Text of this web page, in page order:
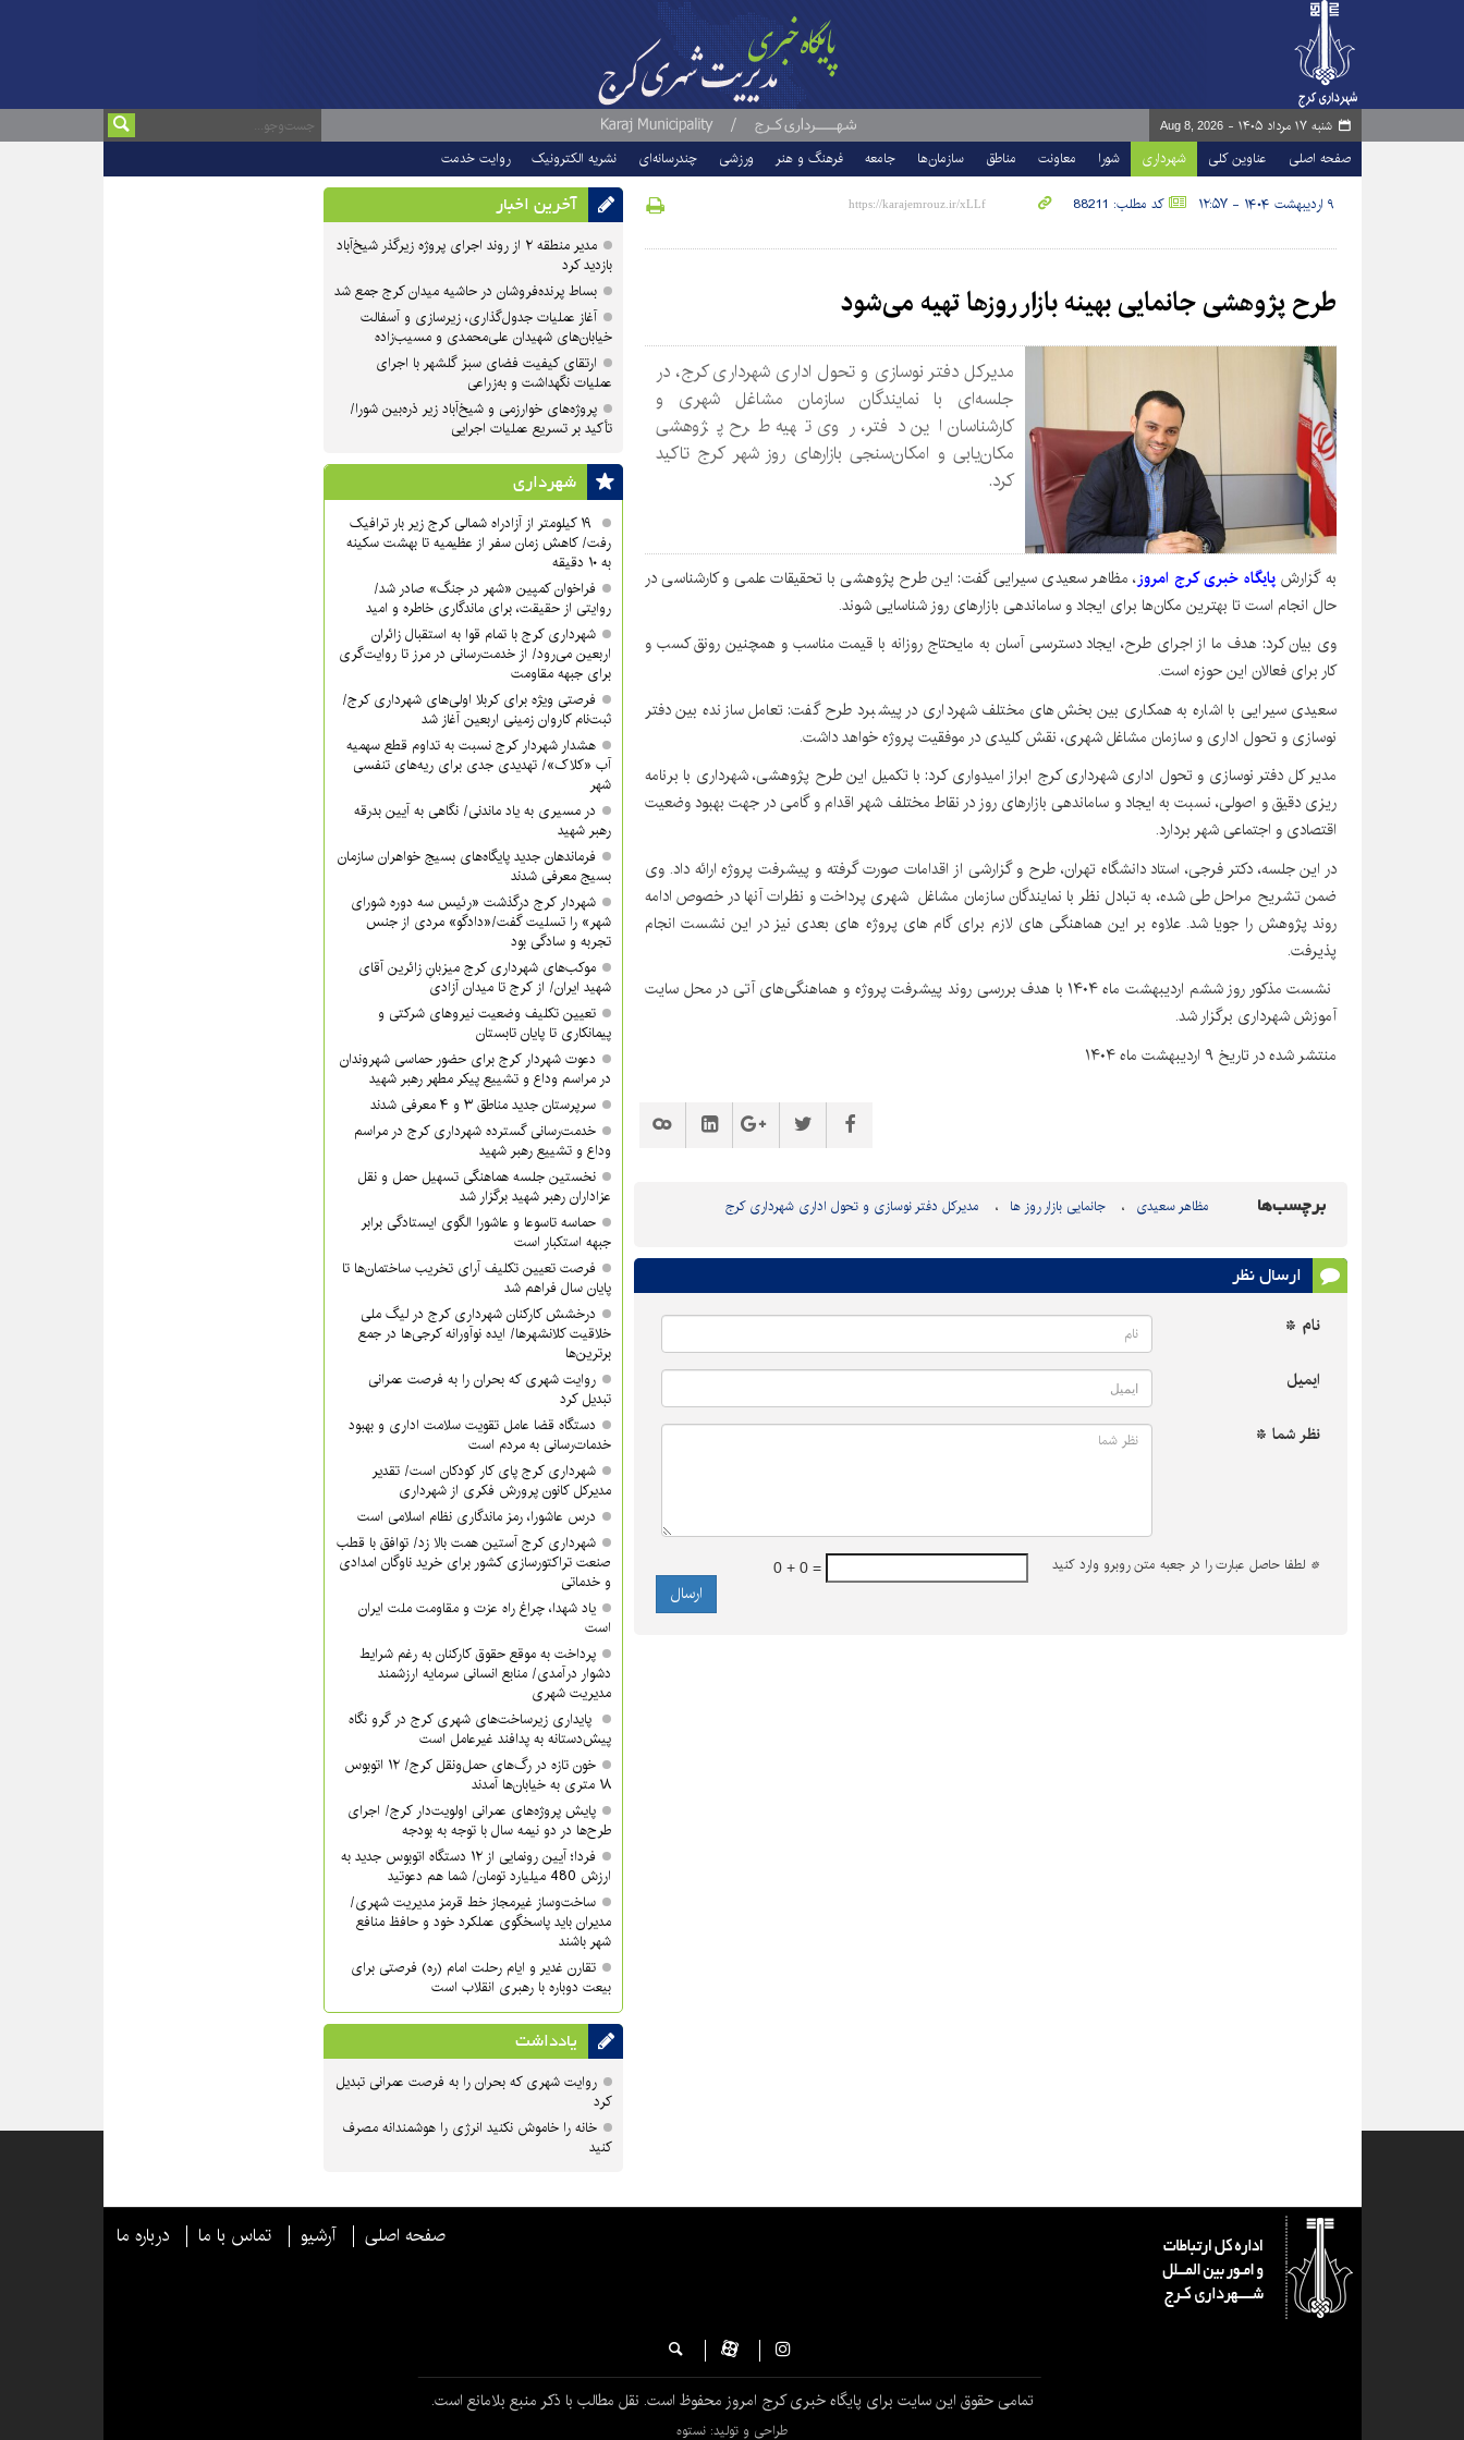
شنبه ۱۷ مرداد ۱۴۰۵ - Aug 8, 2026
صفحه اصلی عناوین کلی شهرداری شورا معاونت مناطق سازمان‌ها جامعه فرهنگ و هنر ورزشی چندرسانه‌ای نشریه الکترونیک روایت خدمت
۹ اردیبهشت ۱۴۰۴ - ۱۲:۵۷ کد مطلب: 88211
طرح پژوهشی جانمایی بهینه بازار روزها تهیه می‌شود
مدیرکل دفتر نوسازی و تحول اداری شهرداری کرج، در
جلسه‌ای با نمایندگان سازمان مشاغل شهری و
کارشناسان این دفتر، روی تهیه طرح پژوهشی
مکان‌یابی و امکان‌سنجی بازارهای روز شهر کرج تاکید
کرد.
به گزارش پایگاه خبری کرج امروز، مظاهر سعیدی سیرایی گفت: این طرح پژوهشی با تحقیقات علمی و کارشناسی در
حال انجام است تا بهترین مکان‌ها برای ایجاد و ساماندهی بازارهای روز شناسایی شوند.
وی بیان کرد: هدف ما از اجرای طرح، ایجاد دسترسی آسان به مایحتاج روزانه با قیمت مناسب و همچنین رونق کسب و
کار برای فعالان این حوزه است.
سعیدی سیرایی با اشاره به همکاری بین بخش‌های مختلف شهرداری در پیشبرد طرح گفت: تعامل سازنده بین دفتر
نوسازی و تحول اداری و سازمان مشاغل شهری، نقش کلیدی در موفقیت پروژه خواهد داشت.
مدیر کل دفتر نوسازی و تحول اداری شهرداری کرج ابراز امیدواری کرد: با تکمیل این طرح پژوهشی، شهرداری با برنامه
ریزی دقیق و اصولی، نسبت به ایجاد و ساماندهی بازارهای روز در نقاط مختلف شهر اقدام و گامی در جهت بهبود وضعیت
اقتصادی و اجتماعی شهر بردارد.
در این جلسه، دکتر فرجی، استاد دانشگاه تهران، طرح و گزارشی از اقدامات صورت گرفته و پیشرفت پروژه ارائه داد. وی
ضمن تشریح مراحل طی شده، به تبادل نظر با نمایندگان سازمان‌ مشاغل شهری پرداخت و نظرات آنها در خصوص ادامه
روند پژوهش را جویا شد. علاوه بر این هماهنگی های لازم برای گام های پروژه های بعدی نیز در این نشست انجام
پذیرفت.
نشست مذکور روز ششم اردیبهشت ماه ۱۴۰۴ با هدف بررسی روند پیشرفت پروژه و هماهنگی‌های آتی در محل سایت
آموزش شهرداری برگزار شد.
منتشر شده در تاریخ ۹ اردیبهشت ماه ۱۴۰۴
برچسب‌ها مظاهر سعیدی جانمایی بازار روز ها مدیرکل دفتر نوسازی و تحول اداری شهرداری کرج
ارسال نظر
نام *
ایمیل
نظر شما *
* لطفا حاصل عبارت را در جعبه متن روبرو وارد کنید 0 + 0 =
آخرین اخبار
مدیر منطقه ۲ از روند اجرای پروژه زیرگذر شیخ‌آباد
بازدید کرد
بساط پرنده‌فروشان در حاشیه میدان کرج جمع شد
آغاز عملیات جدول‌گذاری، زیرسازی و آسفالت
خیابان‌های شهیدان علی‌محمدی و مسیب‌زاده
ارتقای کیفیت فضای سبز گلشهر با اجرای
عملیات نگهداشت و به‌زراعی
پروژه‌های خوارزمی و شیخ‌آباد زیر ذره‌بین شورا/
تأکید بر تسریع عملیات اجرایی
شهرداری
۱۹ کیلومتر از آزادراه شمالی کرج زیر بار ترافیک
رفت/ کاهش زمان سفر از عظیمیه تا بهشت سکینه
به ۱۰ دقیقه
فراخوان کمپین «شهر در جنگ» صادر شد/
روایتی از حقیقت، برای ماندگاری خاطره و امید
شهرداری کرج با تمام قوا به استقبال زائران
اربعین می‌رود/ از خدمت‌رسانی در مرز تا روایت‌گری
برای جبهه مقاومت
فرصتی ویژه برای کربلا اولی‌های شهرداری کرج/
ثبت‌نام کاروان زمینی اربعین آغاز شد
هشدار شهردار کرج نسبت به تداوم قطع سهمیه
آب «کلاک»/ تهدیدی جدی برای ریه‌های تنفسی
شهر
در مسیری به یاد ماندنی/ نگاهی به آیین بدرقه
رهبر شهید
فرماندهان جدید پایگاه‌های بسیج خواهران سازمان
بسیج معرفی شدند
شهردار کرج درگذشت «رئیس سه دوره شورای
شهر» را تسلیت گفت/«دادگو» مردی از جنس
تجربه و سادگی بود
موکب‌های شهرداری کرج میزبانِ زائرین آقای
شهید ایران/ از کرج تا میدان آزادی
تعیین تکلیف وضعیت نیروهای شرکتی و
پیمانکاری تا پایان تابستان
دعوت شهردار کرج برای حضور حماسی شهروندان
در مراسم وداع و تشییع پیکر مطهر رهبر شهید
سرپرستان جدید مناطق ۳ و ۴ معرفی شدند
خدمت‌رسانی گسترده شهرداری کرج در مراسم
وداع و تشییع رهبر شهید
نخستین جلسه هماهنگی تسهیل حمل و نقل
عزاداران رهبر شهید برگزار شد
حماسه تاسوعا و عاشورا الگوی ایستادگی برابر
جبهه استکبار است
فرصت تعیین تکلیف آرای تخریب ساختمان‌ها تا
پایان سال فراهم شد
درخشش کارکنان شهرداری کرج در لیگ ملی
خلاقیت کلانشهرها/ ایده نوآورانه کرجی‌ها در جمع
برترین‌ها
روایت شهری که بحران را به فرصت عمرانی
تبدیل کرد
دستگاه قضا عامل تقویت سلامت اداری و بهبود
خدمات‌رسانی به مردم است
شهرداری کرج پای کار کودکان است/ تقدیر
مدیرکل کانون پرورش فکری از شهرداری
درس عاشورا، رمز ماندگاری نظام اسلامی است
شهرداری کرج آستین همت بالا زد/ توافق با قطب
صنعت تراکتورسازی کشور برای خرید ناوگان امدادی
و خدماتی
یاد شهدا، چراغ راه عزت و مقاومت ملت ایران
است
پرداخت به موقع حقوق کارکنان به رغم شرایط
دشوار درآمدی/ منابع انسانی سرمایه ارزشمند
مدیریت شهری
پایداری زیرساخت‌های شهری کرج در گرو نگاه
پیش‌دستانه به پدافند غیرعامل است
خون تازه در رگ‌های حمل‌ونقل کرج/ ۱۲ اتوبوس
۱۸ متری به خیابان‌ها آمدند
پایش پروژه‌های عمرانی اولویت‌دار کرج/ اجرای
طرح‌ها در دو نیمه سال با توجه به بودجه
فردا؛ آیین رونمایی از ۱۲ دستگاه اتوبوس جدید به
ارزش 480 میلیارد تومان/ شما هم دعوتید
ساخت‌وساز غیرمجاز خط قرمز مدیریت شهری‌/
مدیران باید پاسخگوی عملکرد خود و حافظ منافع
شهر باشند
تقارن غدیر و ایام رحلت امام (ره) فرصتی برای
بیعت دوباره با رهبری انقلاب است
یادداشت
روایت شهری که بحران را به فرصت عمرانی تبدیل
کرد
خانه را خاموش نکنید انرژی را هوشمندانه مصرف
کنید
صفحه اصلی آرشیو تماس با ما درباره ما
تمامی حقوق این سایت برای پایگاه خبری کرج امروز محفوظ است. نقل مطالب با ذکر منبع بلامانع است.
طراحی و تولید: نستوه